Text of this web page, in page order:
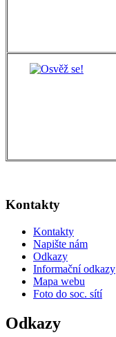
Kontakty
Kontakty
Napište nám
Odkazy
Informační odkazy
Mapa webu
Foto do soc. sítí
Odkazy